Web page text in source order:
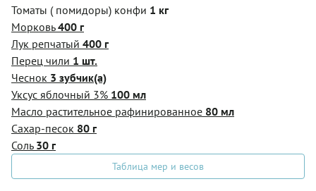
Томаты ( помидоры) конфи 1 кг
Морковь400 г
Лук репчатый 400 г
Перец чили 1 шт.
Чеснок 3 зубчик(а)
Уксус яблочный 3% 100 мл
Масло растительное рафинированное 80 мл
Сахар-песок 80 г
Соль 30 г
Таблица мер и весов